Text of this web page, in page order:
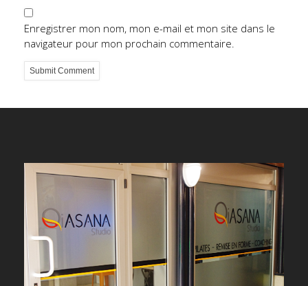
Enregistrer mon nom, mon e-mail et mon site dans le
navigateur pour mon prochain commentaire.